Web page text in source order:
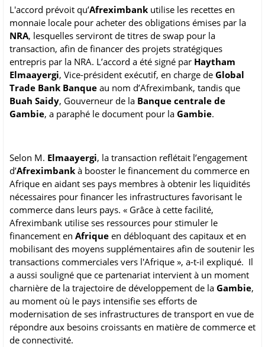
L'accord prévoit qu’Afreximbank utilise les recettes en
monnaie locale pour acheter des obligations émises par la
NRA, lesquelles serviront de titres de swap pour la
transaction, afin de financer des projets stratégiques
entrepris par la NRA. L’accord a été signé par Haytham
Elmaayergi, Vice-président exécutif, en charge de Global
Trade Bank Banque au nom d’Afreximbank, tandis que
Buah Saidy, Gouverneur de la Banque centrale de
Gambie, a paraphé le document pour la Gambie.
Selon M. Elmaayergi, la transaction reflétait l’engagement
d’Afreximbank à booster le financement du commerce en
Afrique en aidant ses pays membres à obtenir les liquidités
nécessaires pour financer les infrastructures favorisant le
commerce dans leurs pays. « Grâce à cette facilité,
Afreximbank utilise ses ressources pour stimuler le
financement en Afrique en débloquant des capitaux et en
mobilisant des moyens supplémentaires afin de soutenir les
transactions commerciales vers l'Afrique », a-t-il expliqué. Il
a aussi souligné que ce partenariat intervient à un moment
charnière de la trajectoire de développement de la Gambie,
au moment où le pays intensifie ses efforts de
modernisation de ses infrastructures de transport en vue de
répondre aux besoins croissants en matière de commerce et
de connectivité.